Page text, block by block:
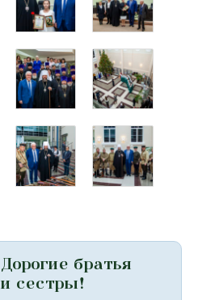
Дорогие братья
и сестры!